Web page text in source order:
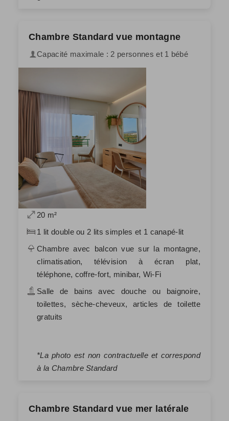
Chambre Standard vue montagne
Capacité maximale : 2 personnes et 1 bébé
20 m²
1 lit double ou 2 lits simples et 1 canapé-lit
Chambre avec balcon vue sur la montagne,
climatisation, télévision à écran plat,
téléphone, coffre-fort, minibar, Wi-Fi
Salle de bains avec douche ou baignoire,
toilettes, sèche-cheveux, articles de toilette
gratuits
*La photo est non contractuelle et correspond
à la Chambre Standard
Chambre Standard vue mer latérale